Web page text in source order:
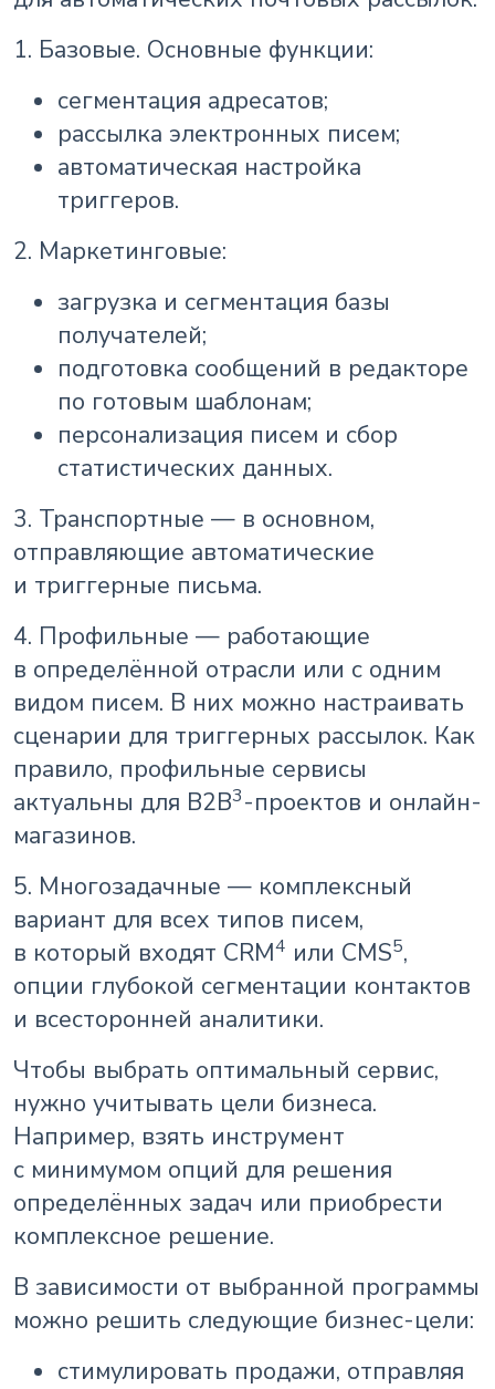
1. Базовые. Основные функции:
сегментация адресатов;
рассылка электронных писем;
автоматическая настройка
триггеров.
2. Маркетинговые:
загрузка и сегментация базы
получателей;
подготовка сообщений в редакторе
по готовым шаблонам;
персонализация писем и сбор
статистических данных.
3. Транспортные — в основном,
отправляющие автоматические
и триггерные письма.
4. Профильные — работающие
в определённой отрасли или с одним
видом писем. В них можно настраивать
сценарии для триггерных рассылок. Как
правило, профильные сервисы
актуальны для B2B3-проектов и онлайн-
магазинов.
5. Многозадачные — комплексный
вариант для всех типов писем,
в который входят CRM4 или CMS5,
опции глубокой сегментации контактов
и всесторонней аналитики.
Чтобы выбрать оптимальный сервис,
нужно учитывать цели бизнеса.
Например, взять инструмент
с минимумом опций для решения
определённых задач или приобрести
комплексное решение.
В зависимости от выбранной программы
можно решить следующие бизнес-цели:
стимулировать продажи, отправляя